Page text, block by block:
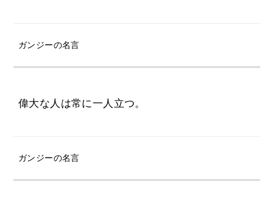
ガンジーの名言
偉大な人は常に一人立つ。
ガンジーの名言